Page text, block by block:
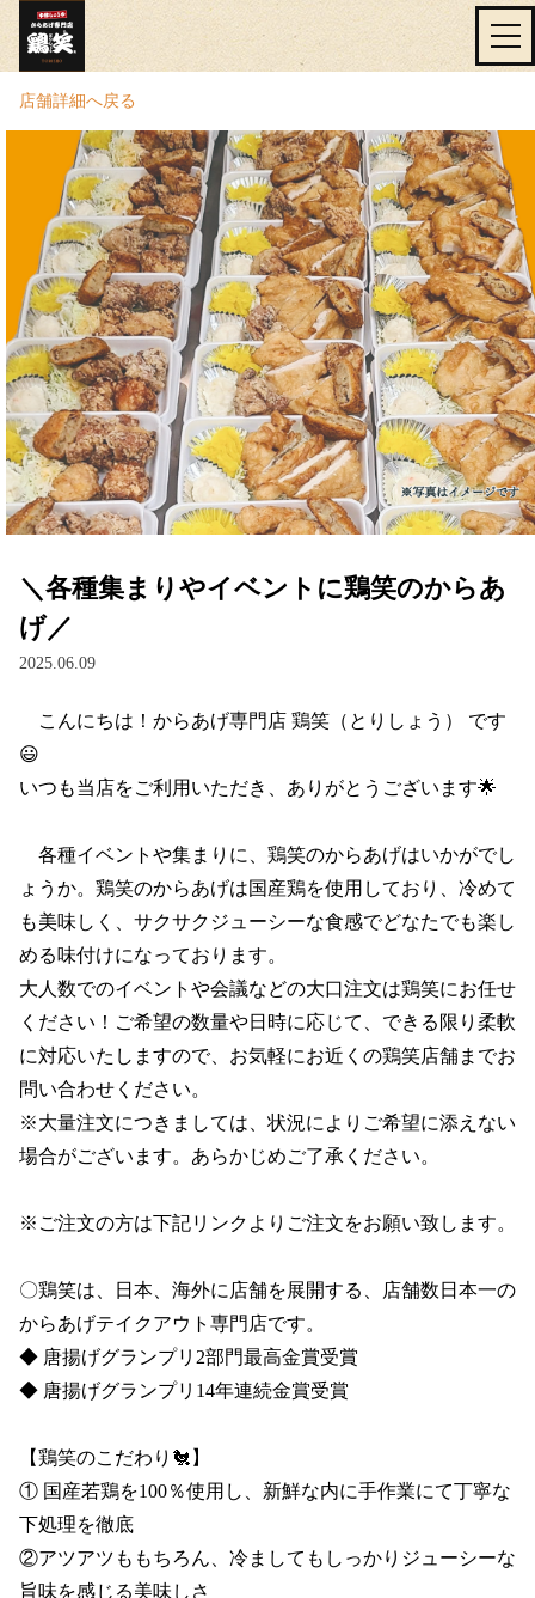
店舗詳細へ戻る
＼各種集まりやイベントに鶏笑のからあ
げ／
2025.06.09
こんにちは！からあげ専門店 鶏笑（とりしょう） です
😃
いつも当店をご利用いただき、ありがとうございます🌟
各種イベントや集まりに、鶏笑のからあげはいかがでし
ょうか。鶏笑のからあげは国産鶏を使用しており、冷めて
も美味しく、サクサクジューシーな食感でどなたでも楽し
める味付けになっております。
大人数でのイベントや会議などの大口注文は鶏笑にお任せ
ください！ご希望の数量や日時に応じて、できる限り柔軟
に対応いたしますので、お気軽にお近くの鶏笑店舗までお
問い合わせください。
※大量注文につきましては、状況によりご希望に添えない
場合がございます。あらかじめご了承ください。
※ご注文の方は下記リンクよりご注文をお願い致します。
〇鶏笑は、日本、海外に店舗を展開する、店舗数日本一の
からあげテイクアウト専門店です。
◆ 唐揚げグランプリ2部門最高金賞受賞
◆ 唐揚げグランプリ14年連続金賞受賞
【鶏笑のこだわり🐔】
① 国産若鶏を100％使用し、新鮮な内に手作業にて丁寧な
下処理を徹底
②アツアツももちろん、冷ましてもしっかりジューシーな
旨味を感じる美味しさ